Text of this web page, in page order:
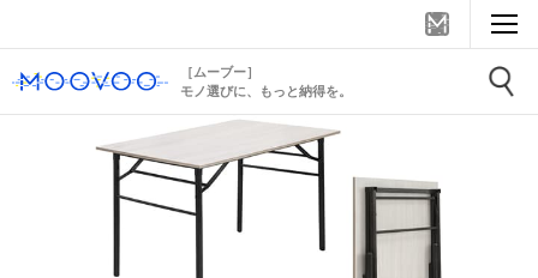
［ムーブー］
モノ選びに、もっと納得を。